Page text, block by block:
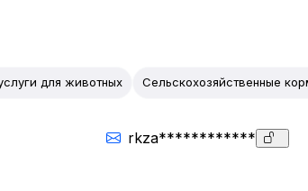
для животных Сельскохозяйственные
rkza************